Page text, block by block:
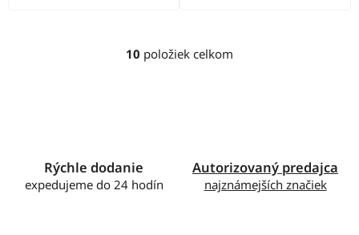
O
10 položiek celkom
Rýchle dodanie
expedujeme do 24 hodín
Autorizovaný predajca
najznámejších značiek